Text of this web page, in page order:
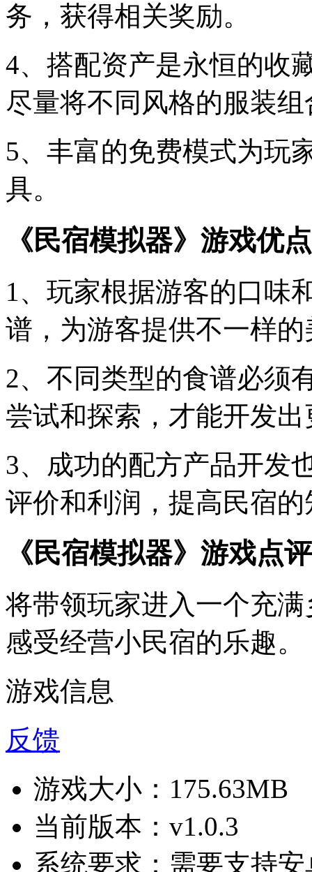
务，获得相关奖励。
4、搭配资产是永恒的收
尽量将不同风格的服装
5、丰富的免费模式为玩
具。
《民宿模拟器》游戏优
1、玩家根据游客的口味
谱，为游客提供不一样
2、不同类型的食谱必须
尝试和探索，才能开发
3、成功的配方产品开发
评价和利润，提高民宿
《民宿模拟器》游戏点
将带领玩家进入一个充
感受经营小民宿的乐趣。
游戏信息
反馈
游戏大小： 175.63MB
当前版本： v1.0.3
系统要求： 需要支持